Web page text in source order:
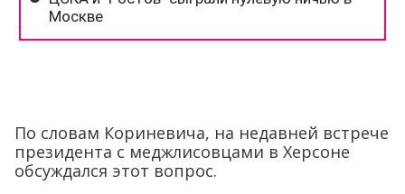
По словам Кориневича, на недавней встрече
президента с меджлисовцами в Херсоне
обсуждался этот вопрос.